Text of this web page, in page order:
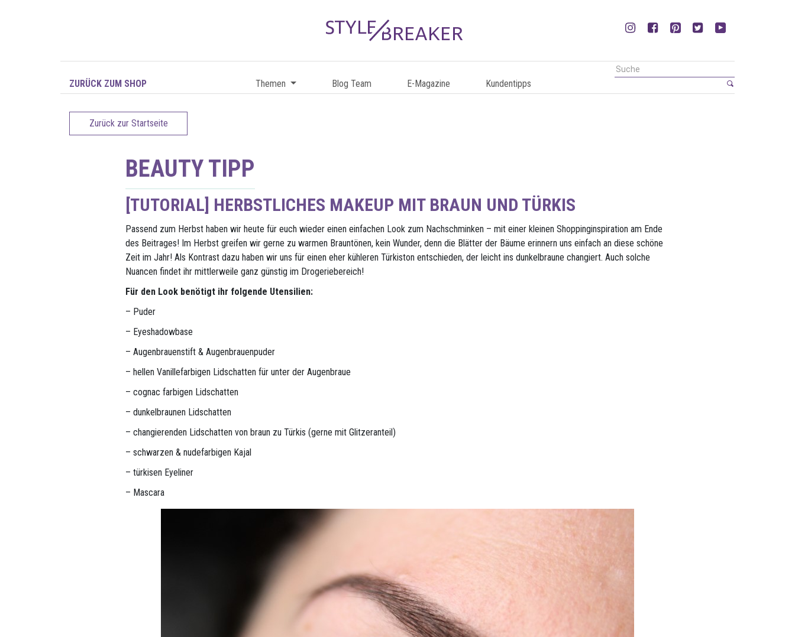
ZURÜCK ZUM SHOP Themen Blog Team E-Magazine Kundentipps
Zurück zur Startseite
BEAUTY TIPP
[TUTORIAL] HERBSTLICHES MAKEUP MIT BRAUN UND TÜRKIS
Passend zum Herbst haben wir heute für euch wieder einen einfachen Look zum Nachschminken – mit einer kleinen Shoppinginspiration am Ende
des Beitrages! Im Herbst greifen wir gerne zu warmen Brauntönen, kein Wunder, denn die Blätter der Bäume erinnern uns einfach an diese schöne
Zeit im Jahr! Als Kontrast dazu haben wir uns für einen eher kühleren Türkiston entschieden, der leicht ins dunkelbraune changiert. Auch solche
Nuancen findet ihr mittlerweile ganz günstig im Drogeriebereich!
Für den Look benötigt ihr folgende Utensilien:
– Puder
– Eyeshadowbase
– Augenbrauenstift & Augenbrauenpuder
– hellen Vanillefarbigen Lidschatten für unter der Augenbraue
– cognac farbigen Lidschatten
– dunkelbraunen Lidschatten
– changierenden Lidschatten von braun zu Türkis (gerne mit Glitzeranteil)
– schwarzen & nudefarbigen Kajal
– türkisen Eyeliner
– Mascara